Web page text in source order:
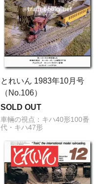
とれいん 1983年10月号
（No.106）
SOLD OUT
車輛の視点：キハ40形100番
代・キハ47形